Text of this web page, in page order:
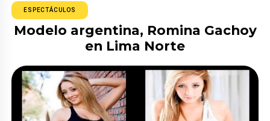
ESPECTÁCULOS
Modelo argentina, Romina Gachoy
en Lima Norte